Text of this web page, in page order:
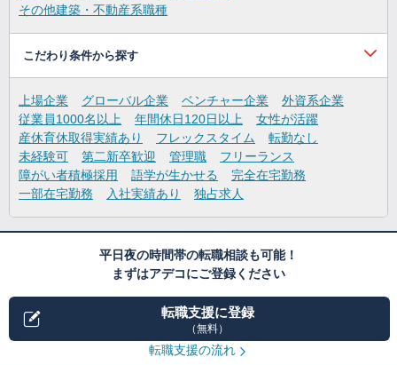
その他建築・不動産系職種
こだわり条件から探す
上場企業 グローバル企業 ベンチャー企業
外資系企業
従業員1000名以上
年間休日120日以上
女性が活躍
産休育休取得実績あり
フレックスタイム
転勤なし
未経験可
第二新卒歓迎 管理職
フリーランス
障がい者積極採用
語学が生かせる
完全在宅勤務
一部在宅勤務
入社実績あり 独占求人
平日夜の時間帯の転職相談も可能！
まずはアデコにご登録ください
転職支援に登録
（無料）
転職支援の流れ